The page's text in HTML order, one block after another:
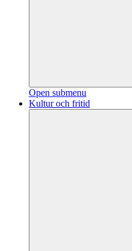
Open submenu
Kultur och fritid